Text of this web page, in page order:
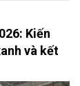
Kiến
và kết